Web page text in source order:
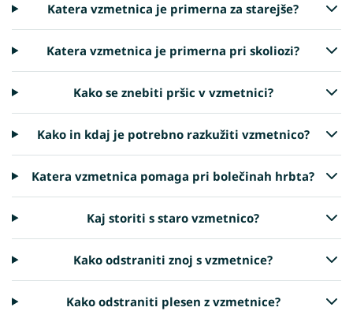
Katera vzmetnica je primerna za starejše?
Katera vzmetnica je primerna pri skoliozi?
Kako se znebiti pršic v vzmetnici?
Kako in kdaj je potrebno razkužiti vzmetnico?
Katera vzmetnica pomaga pri bolečinah hrbta?
Kaj storiti s staro vzmetnico?
Kako odstraniti znoj s vzmetnice?
Kako odstraniti plesen z vzmetnice?